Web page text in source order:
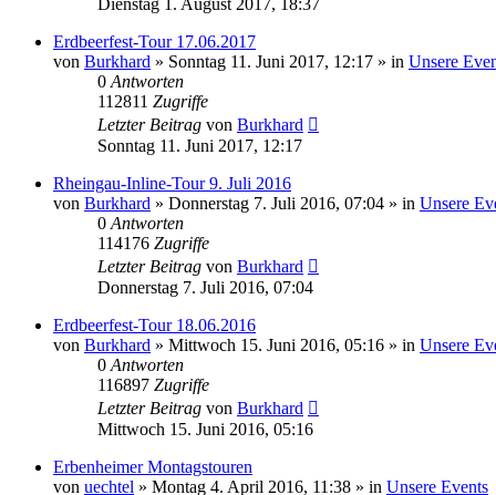
Erdbeerfest-Tour 17.06.2017
von Burkhard » Sonntag 11. Juni 2017, 12:17 » in Unsere
0 Antworten
112811 Zugriffe
Letzter Beitrag von Burkhard
Sonntag 11. Juni 2017, 12:17
Rheingau-Inline-Tour 9. Juli 2016
von Burkhard » Donnerstag 7. Juli 2016, 07:04 » in Unsere
0 Antworten
114176 Zugriffe
Letzter Beitrag von Burkhard
Donnerstag 7. Juli 2016, 07:04
Erdbeerfest-Tour 18.06.2016
von Burkhard » Mittwoch 15. Juni 2016, 05:16 » in Unsere
0 Antworten
116897 Zugriffe
Letzter Beitrag von Burkhard
Mittwoch 15. Juni 2016, 05:16
Erbenheimer Montagstouren
von uechtel » Montag 4. April 2016, 11:38 » in Unsere Events